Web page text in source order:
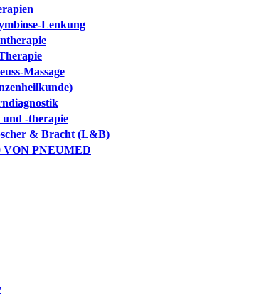
Lenkung
Massage
und -therapie
& Bracht (L&B)
PNEUMED